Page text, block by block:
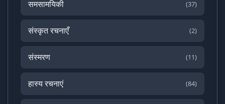
समसामयिकी (37)
संस्कृत रचनाएँ (2)
संस्मरण (11)
हास्य रचनाएं (84)